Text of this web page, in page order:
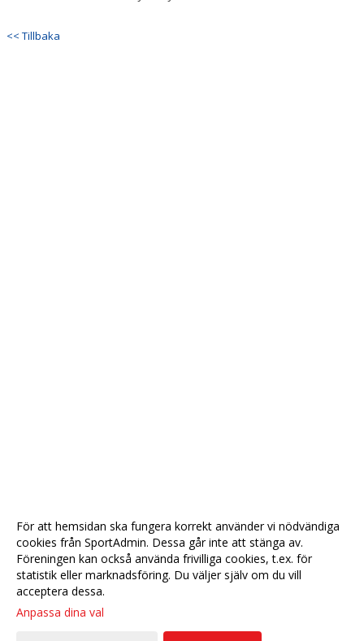
<< Tillbaka
För att hemsidan ska fungera korrekt använder vi nödvändiga
cookies från SportAdmin. Dessa går inte att stänga av.
Föreningen kan också använda frivilliga cookies, t.ex. för
statistik eller marknadsföring. Du väljer själv om du vill
acceptera dessa.
Anpassa dina val